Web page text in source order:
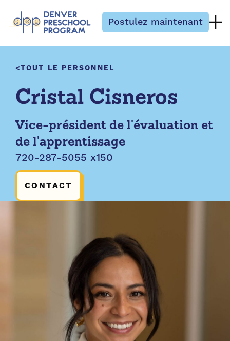
Postulez maintenant
TOUT LE PERSONNEL
Cristal Cisneros
Vice-président de l'évaluation et
de l'apprentissage
720-287-5055 x150
CONTACT